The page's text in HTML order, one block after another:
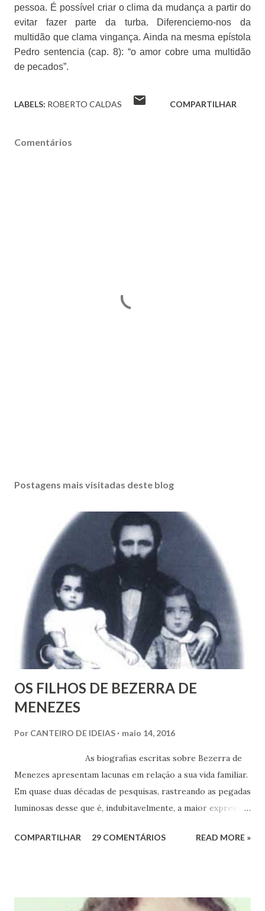
pessoa. É possível criar o clima da mudança a partir do
evitar fazer parte da turba. Diferenciemo-nos da
multidão que clama vingança. Ainda na mesma epístola
Pedro sentencia (cap. 8): “o amor cobre uma multidão
de pecados”.
LABELS: ROBERTO CALDAS COMPARTILHAR
Comentários
Postagens mais visitadas deste blog
OS FILHOS DE BEZERRA DE
MENEZES
Por CANTEIRO DE IDEIAS maio 14, 2016
As biografias escritas sobre Bezerra de
Menezes apresentam lacunas em relação a sua vida familiar.
Em quase duas décadas de pesquisas, rastreando as pegadas
luminosas desse que é, indubitavelmente, a maior expressão
documentos que nos permitem esclarecer um pouco mais
Damas Martins e, particularmente, da querida amiga Lúcia
COMPARTILHAR 29 COMENTÁRIOS READ MORE »